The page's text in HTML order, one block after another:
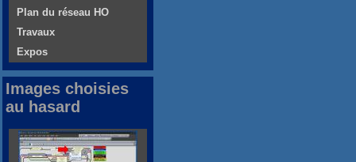
Plan du réseau HO
Travaux
Expos
Images choisies
au hasard